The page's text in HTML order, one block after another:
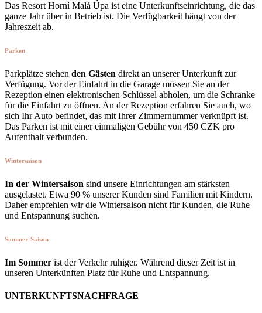
Das Resort Horní Malá Úpa ist eine Unterkunftseinrichtung, die das
ganze Jahr über in Betrieb ist. Die Verfügbarkeit hängt von der
Jahreszeit ab.
Parken
Parkplätze stehen den Gästen direkt an unserer Unterkunft zur
Verfügung. Vor der Einfahrt in die Garage müssen Sie an der
Rezeption einen elektronischen Schlüssel abholen, um die Schranke
für die Einfahrt zu öffnen. An der Rezeption erfahren Sie auch, wo
sich Ihr Auto befindet, das mit Ihrer Zimmernummer verknüpft ist.
Das Parken ist mit einer einmaligen Gebühr von 450 CZK pro
Aufenthalt verbunden.
Wintersaison
In der Wintersaison sind unsere Einrichtungen am stärksten
ausgelastet. Etwa 90 % unserer Kunden sind Familien mit Kindern.
Daher empfehlen wir die Wintersaison nicht für Kunden, die Ruhe
und Entspannung suchen.
Sommer-Saison
Im Sommer ist der Verkehr ruhiger. Während dieser Zeit ist in
unseren Unterkünften Platz für Ruhe und Entspannung.
UNTERKUNFTSNACHFRAGE